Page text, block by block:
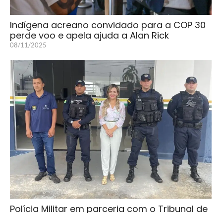
Indígena acreano convidado para a COP 30
perde voo e apela ajuda a Alan Rick
08/11/2025
Polícia Militar em parceria com o Tribunal de